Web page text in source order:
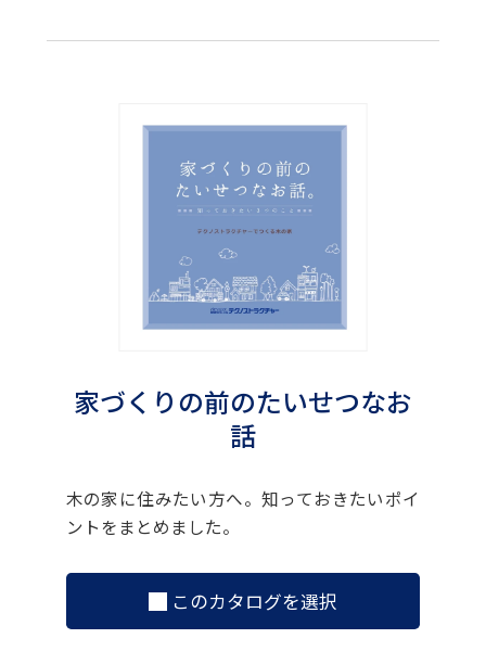
家づくりの前のたいせつなお
話
木の家に住みたい方へ。知っておきたいポイ
ントをまとめました。
このカタログを選択